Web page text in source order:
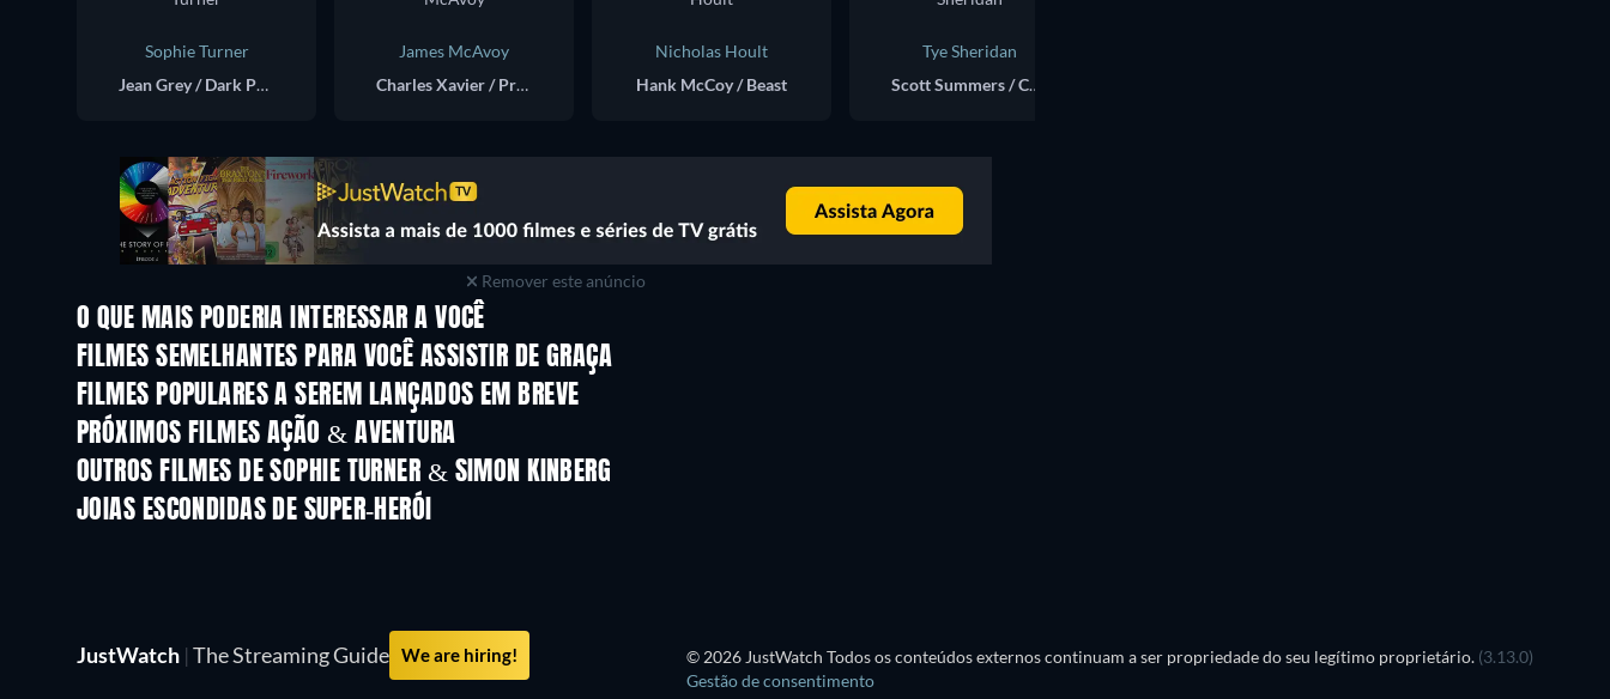
Sophie Turner
Jean Grey / Dark Phoenix
James McAvoy
Charles Xavier / Professor X
Nicholas Hoult
Hank McCoy / Beast
Tye Sheridan
Scott Summers / Cyclops
Remover este anúncio
O QUE MAIS PODERIA INTERESSAR A VOCÊ
FILMES SEMELHANTES PARA VOCÊ ASSISTIR DE GRAÇA
FILMES POPULARES A SEREM LANÇADOS EM BREVE
PRÓXIMOS FILMES AÇÃO & AVENTURA
OUTROS FILMES DE SOPHIE TURNER & SIMON KINBERG
JOIAS ESCONDIDAS DE SUPER-HERÓI
Série
JustWatch | The Streaming Guide We are hiring! © 2026 JustWatch Todos os conteúdos externos continuam a ser propriedade do seu legítimo proprietário. (3.13.0)
Gestão de consentimento